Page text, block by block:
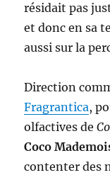
résidait pas
et donc en sa
aussi sur la
Direction
Fragrantica,
olfactives de
Coco
contenter des